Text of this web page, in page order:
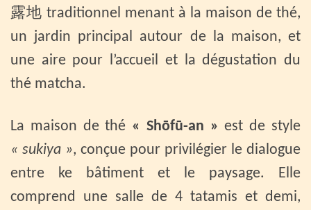
露地 traditionnel menant à la maison de thé,
un jardin principal autour de la maison, et
une aire pour l’accueil et la dégustation du
thé matcha.
La maison de thé « Shōfū-an » est de style
« sukiya », conçue pour privilégier le dialogue
entre ke bâtiment et le paysage. Elle
comprend une salle de 4 tatamis et demi,